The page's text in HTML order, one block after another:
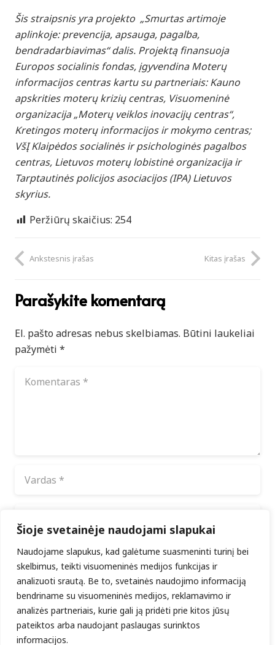
Šioje svetainėje naudojami slapukai
Naudojame slapukus, kad galėtume suasmeninti turinį bei
skelbimus, teikti visuomeninės medijos funkcijas ir
analizuoti srautą. Be to, svetainės naudojimo informaciją
bendriname su visuomeninės medijos, reklamavimo ir
analizės partneriais, kurie gali ją pridėti prie kitos jūsų
pateiktos arba naudojant paslaugas surinktos
informacijos.
Šis straipsnis yra projekto „Smurtas artimoje
aplinkoje: prevencija, apsauga, pagalba,
bendradarbiavimas“ dalis. Projektą finansuoja
Europos socialinis fondas, įgyvendina Moterų
informacijos centraskartu su partneriais: Kauno
apskrities moterų krizių centras, Visuomeninė
organizacija „Moterų veiklos inovacijų centras“,
Kretingos moterų informacijos ir mokymo centras;
VšĮ Klaipėdos socialinės ir psichologinės pagalbos
centras, Lietuvos moterų lobistinė organizacija ir
Tarptautinės policijos asociacijos (IPA) Lietuvos
skyrius.
Peržiūrų skaičius: 254
Ankstesnis įrašas Kitas įrašas
Parašykite komentarą
El. pašto adresas nebus skelbiamas. Būtini laukeliai
pažymėti *
Noriu savo interneto naršyklėje išsaugoti vardą,
el. pašto adresą ir interneto puslapį, kad jų
nebereiktų įvesti iš naujo, kai kitą kartą vėl
norėsiu parašyti komentarą.
ĮRAŠYTI KOMENTARĄ